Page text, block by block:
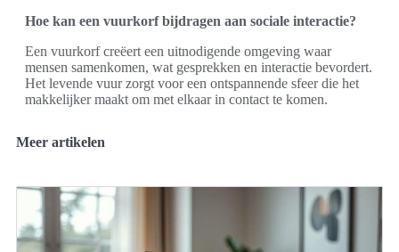
Hoe kan een vuurkorf bijdragen aan sociale interactie?
Een vuurkorf creëert een uitnodigende omgeving waar
mensen samenkomen, wat gesprekken en interactie bevordert.
Het levende vuur zorgt voor een ontspannende sfeer die het
makkelijker maakt om met elkaar in contact te komen.
Meer artikelen